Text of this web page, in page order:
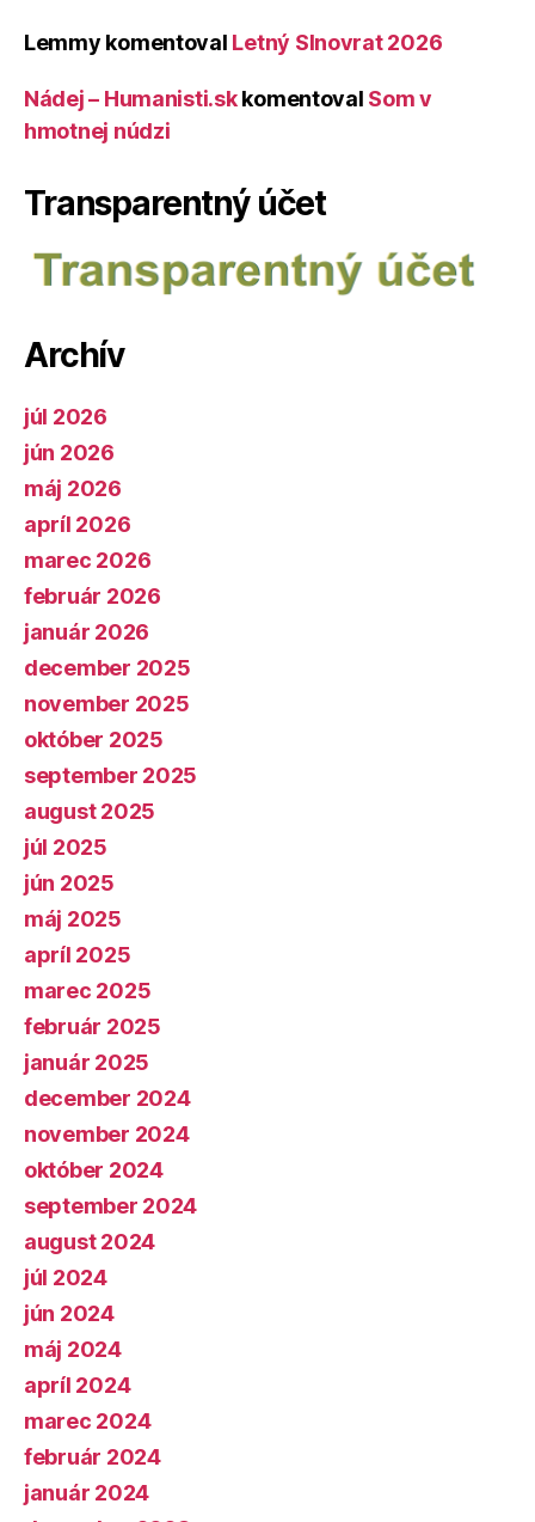
Lemmy komentoval Letný Slnovrat 2026
Nádej – Humanisti.skkomentoval Som v
hmotnej núdzi
Transparentný účet
Archív
júl 2026
jún 2026
máj 2026
apríl 2026
marec 2026
február 2026
január 2026
december 2025
november 2025
október 2025
september 2025
august 2025
júl 2025
jún 2025
máj 2025
apríl 2025
marec 2025
február 2025
január 2025
december 2024
november 2024
október 2024
september 2024
august 2024
júl 2024
jún 2024
máj 2024
apríl 2024
marec 2024
február 2024
január 2024